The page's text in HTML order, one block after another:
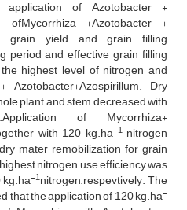
application of Azotobacter +
ofMycorrhiza +Azotobacter +
grain yield and grain filling
period and effective grain filling
highest level of nitrogen and
Dry
plant and stem decreased with
of Mycorrhiza+
with 120 kg.ha-1nitrogen
mater remobilization for grain
nitrogen use efficiency was
-1nitrogen, respevtively. The
that the application of 120 kg.ha-